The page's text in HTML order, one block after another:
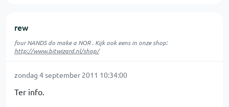
rew
four NANDS do make a NOR . Kijk ook eens in onze shop:
http://www.bitwizard.nl/shop/
zondag 4 september 2011 10:34:00
Ter info.